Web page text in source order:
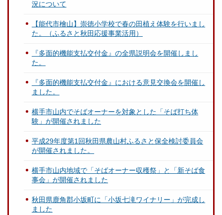
況について
【能代市檜山】崇徳小学校で春の田植え体験を行いまし
た。（ふるさと秋田応援事業活用）
『多面的機能支払交付金』の全県説明会を開催しまし
た。
『多面的機能支払交付金』における意見交換会を開催し
ました。
横手市⼭内でそばオーナーを対象とした「そば打ち体
験」が開催されました
平成29年度第1回秋田県農山村ふるさと保全検討委員会
が開催されました。
横手市山内地域で「そばオーナー収穫祭」と「新そば食
事会」が開催されました
秋田県鹿角郡小坂町に「小坂七滝ワイナリー」が完成し
ました